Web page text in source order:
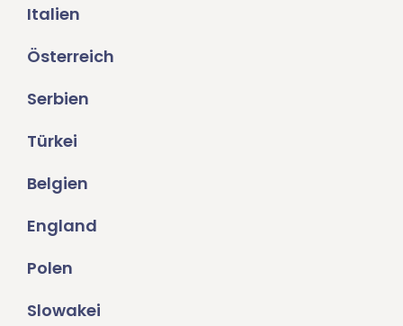
Italien
Österreich
Serbien
Türkei
Belgien
England
Polen
Slowakei